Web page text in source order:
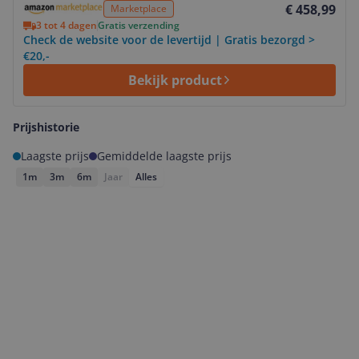
Marketplace € 458,99
3 tot 4 dagenGratis verzending
Check de website voor de levertijd | Gratis bezorgd >
€20,-
Bekijk product
Prijshistorie
Laagste prijs
Gemiddelde laagste prijs
1m 3m 6m Jaar Alles